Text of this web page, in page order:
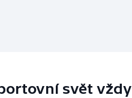
svět